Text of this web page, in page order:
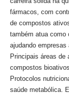
fármacos, com
de compostos
também atua como
ajudando
Principais áreas de
compostos
Protocolos
saúde metabólica.